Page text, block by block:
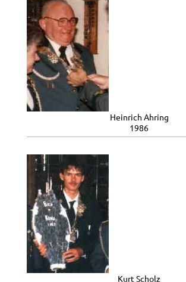
Heinrich Ahring
1986
Kurt Scholz